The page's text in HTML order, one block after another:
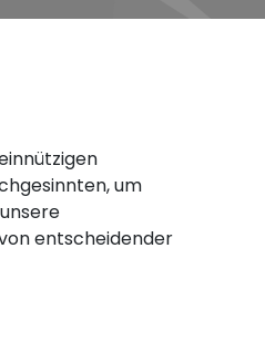
um
entscheidender